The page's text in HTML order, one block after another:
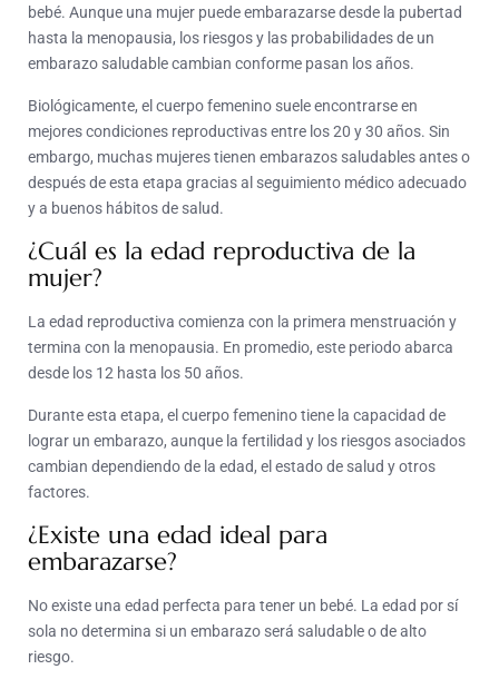
bebé. Aunque una mujer puede embarazarse desde la pubertad
hasta la menopausia, los riesgos y las probabilidades de un
embarazo saludable cambian conforme pasan los años.
Biológicamente, el cuerpo femenino suele encontrarse en
mejores condiciones reproductivas entre los 20 y 30 años. Sin
embargo, muchas mujeres tienen embarazos saludables antes o
después de esta etapa gracias al seguimiento médico adecuado
y a buenos hábitos de salud.
¿Cuál es la edad reproductiva de la
mujer?
La edad reproductiva comienza con la primera menstruación y
termina con la menopausia. En promedio, este periodo abarca
desde los 12 hasta los 50 años.
Durante esta etapa, el cuerpo femenino tiene la capacidad de
lograr un embarazo, aunque la fertilidad y los riesgos asociados
cambian dependiendo de la edad, el estado de salud y otros
factores.
¿Existe una edad ideal para
embarazarse?
No existe una edad perfecta para tener un bebé. La edad por sí
sola no determina si un embarazo será saludable o de alto
riesgo.